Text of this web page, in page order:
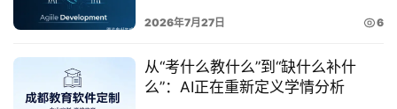
于
慕
2026年7月27日 6
从“考什么教什么”到“缺什么补什
么”：AI正在重新定义学情分析